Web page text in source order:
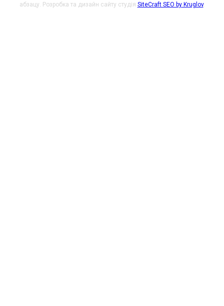
абзацу. Розробка та дизайн сайту студія SiteCraft SEO by Kruglov.